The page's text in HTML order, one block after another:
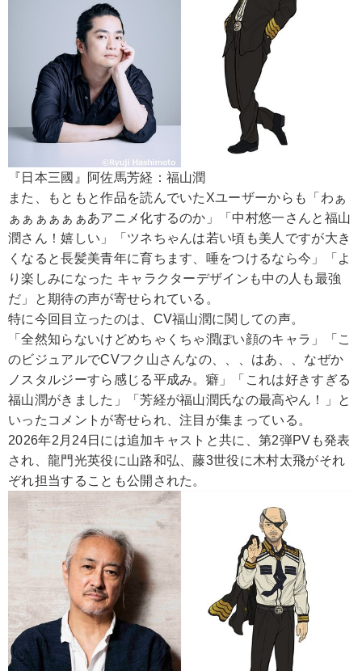
『日本三國』阿佐馬芳経：福山潤
また、もともと作品を読んでいたXユーザーからも「わぁ
ぁぁぁぁぁぁあアニメ化するのか」「中村悠一さんと福山
潤さん！嬉しい」「ツネちゃんは若い頃も美人ですが大き
くなると長髪美青年に育ちます、唾をつけるなら今」「よ
り楽しみになった キャラクターデザインも中の人も最強
だ」と期待の声が寄せられている。
特に今回目立ったのは、CV福山潤に関しての声。
「全然知らないけどめちゃくちゃ潤ぽい顔のキャラ」「こ
のビジュアルでCVフク山さんなの、、、はあ、、なぜか
ノスタルジーすら感じる平成み。癖」「これは好きすぎる
福山潤がきました」「芳経が福山潤氏なの最高やん！」と
いったコメントが寄せられ、注目が集まっている。
2026年2月24日には追加キャストと共に、第2弾PVも発表
され、龍門光英役に山路和弘、藤3世役に木村太飛がそれ
ぞれ担当することも公開された。